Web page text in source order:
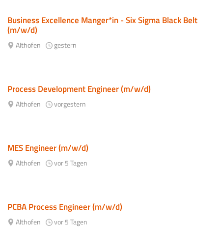
Business Excellence Manger*in - Six Sigma Black Belt
(m/w/d)
Althofen gestern
Process Development Engineer (m/w/d)
Althofen vorgestern
MES Engineer (m/w/d)
Althofen vor 5 Tagen
PCBA Process Engineer (m/w/d)
Althofen vor 5 Tagen